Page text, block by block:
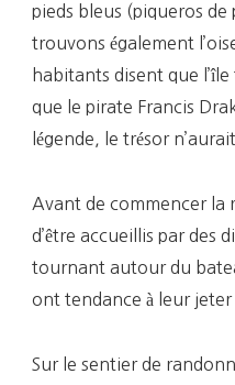
pieds bleus (piqueros de
trouvons également
habitants disent que
que le pirate Francis
légende, le trésor
Avant de commencer la
d’être accueillis par des
tournant autour du
ont tendance à leur jeter
Sur le sentier de